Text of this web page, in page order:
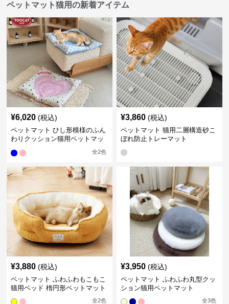
ペットマット猫用の新着アイテム
¥6,020 (税込)
ペットマット ひし形模様のふん
わりクッション猫用ペットマッ
全2色
¥3,860 (税込)
ペットマット 猫用二層構造砂こ
ぼれ防止トレーマット
¥3,880 (税込)
ペットマット ふわふわもこもこ
猫用ベッド 楕円形ペットマット
全2色
¥3,950 (税込)
ペットマット ふわふわ丸型クッ
ション猫用ペットマット
全3色